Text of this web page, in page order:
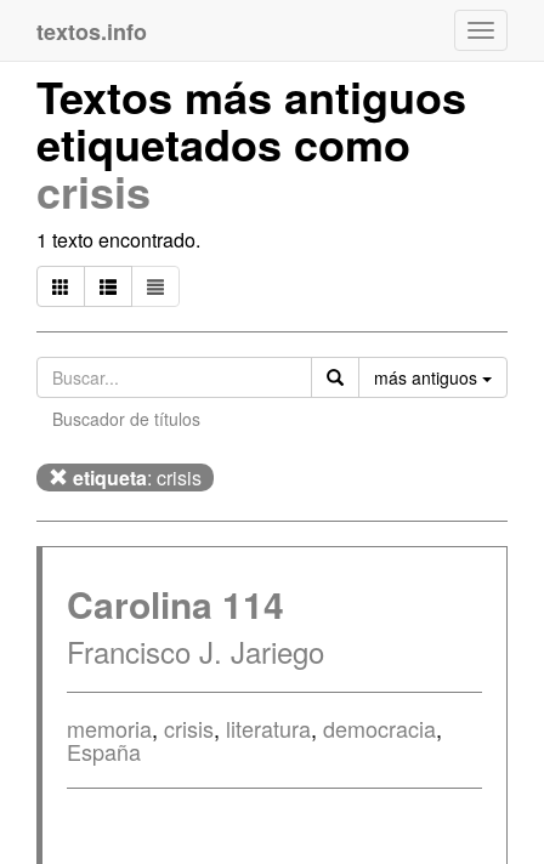
textos.info
Textos más antiguos
etiquetados como
crisis
1 texto encontrado.
más antiguos
Buscador de títulos
etiqueta: crisis
Carolina 114
Francisco J. Jariego
memoria, crisis, literatura, democracia,
España